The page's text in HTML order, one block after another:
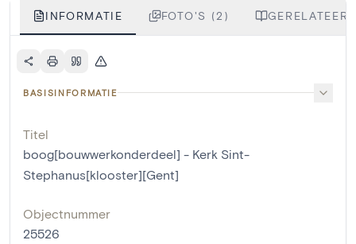
INFORMATIE FOTO'S (2)
BASISINFORMATIE
Titel
boog[bouwwerkonderdeel] - Kerk Sint-
Stephanus[klooster][Gent]
Objectnummer
25526